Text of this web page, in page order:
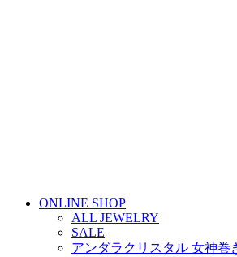
ONLINE SHOP
ALL JEWELRY
SALE
アンダラクリスタル 女神巻